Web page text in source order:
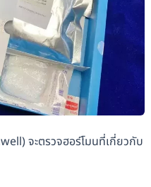
จะตรวจฮอร์โมนที่เกี่ยวกับ